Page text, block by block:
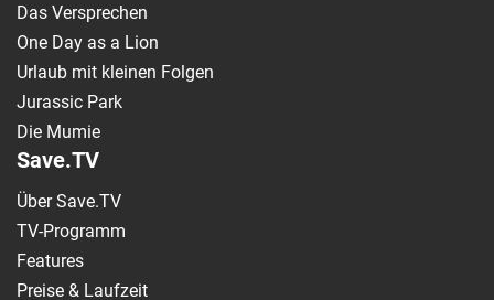
Das Versprechen
One Day as a Lion
Urlaub mit kleinen Folgen
Jurassic Park
Die Mumie
Save.TV
Über Save.TV
TV-Programm
Features
Preise & Laufzeit